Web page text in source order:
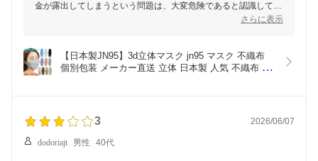
金が露出してしまうという問題は、大変危険であると認識してお
かりとお伝えさせていただきます。また、品質管理の見直しを図
り、同様のトラブルが発生しないよう努めてまいります。
さらに表示
【日本製JN95】3d立体マスク jn95 マスク 不織布
個別包装 メーカー直送 立体 日本製 人気 不織布 4
ｘ6袋 30枚】
3 2026/06/07
dodoriajt 男性 40代